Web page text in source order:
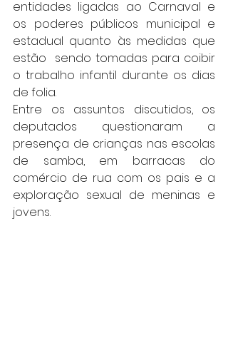
entidades ligadas ao Carnaval e
os poderes públicos municipal e
estadual quanto às medidas que
estão  sendo tomadas para coibir
o trabalho infantil durante os dias
de folia.
Entre os assuntos discutidos, os
deputados questionaram a
presença de crianças nas escolas
de samba, em barracas do
comércio de rua com os pais e a
exploração sexual de meninas e
jovens.